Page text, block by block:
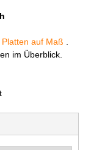
Platten auf Maß
im Überblick.